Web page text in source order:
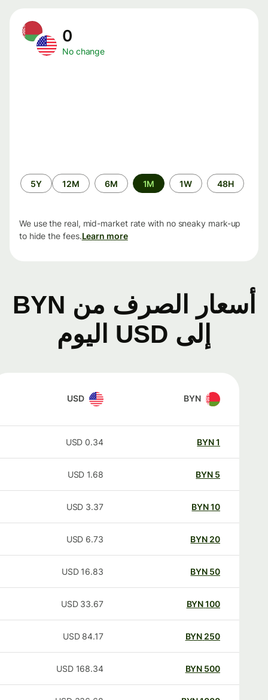
No change
الفترة
الزمنية
48H
1W
1M
6M
12M
5Y
We use the real, mid-market rate with no sneaky mark-up
to hide the fees.Learn more
أسعار الصرف من BYN
إلى USD اليوم
BYN
USD
BYN
0.34
USD
BYN
1.68
USD
BYN
3.37
USD
20
BYN
6.73
USD
50
BYN
16.83
USD
100
BYN
33.67
USD
250
BYN
84.17
USD
500
BYN
168.34
USD